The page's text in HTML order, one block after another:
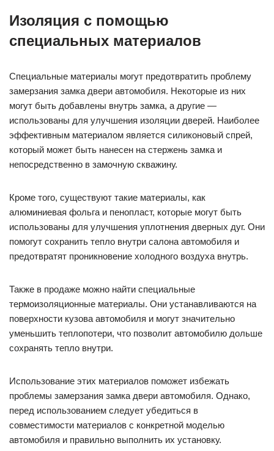
Изоляция с помощью
специальных материалов
Специальные материалы могут предотвратить проблему
замерзания замка двери автомобиля. Некоторые из них
могут быть добавлены внутрь замка, а другие —
использованы для улучшения изоляции дверей. Наиболее
эффективным материалом является силиконовый спрей,
который может быть нанесен на стержень замка и
непосредственно в замочную скважину.
Кроме того, существуют такие материалы, как
алюминиевая фольга и пенопласт, которые могут быть
использованы для улучшения уплотнения дверных дуг. Они
помогут сохранить тепло внутри салона автомобиля и
предотвратят проникновение холодного воздуха внутрь.
Также в продаже можно найти специальные
термоизоляционные материалы. Они устанавливаются на
поверхности кузова автомобиля и могут значительно
уменьшить теплопотери, что позволит автомобилю дольше
сохранять тепло внутри.
Использование этих материалов поможет избежать
проблемы замерзания замка двери автомобиля. Однако,
перед использованием следует убедиться в
совместимости материалов с конкретной моделью
автомобиля и правильно выполнить их установку.